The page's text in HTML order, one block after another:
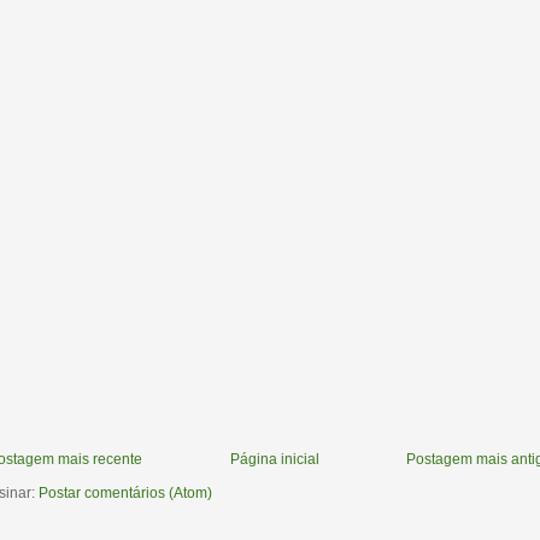
mais recente Postagem mais
Página inicial
Postar comentários (Atom)